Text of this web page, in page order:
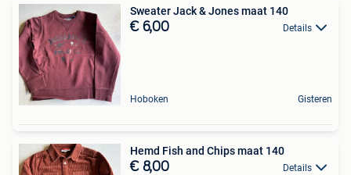
Sweater Jack & Jones maat 140
€ 6,00 Details
Hoboken Gisteren
Hemd Fish and Chips maat 140
€ 8,00 Details